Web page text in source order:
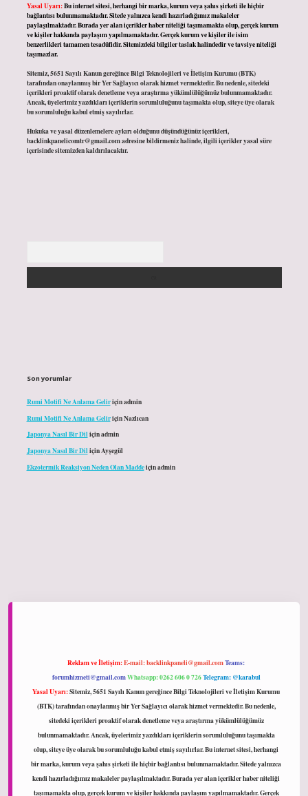
Yasal Uyarı:Bu internet sitesi, herhangi bir marka, kurum veya şahıs şirketi ile hiçbir
bağlantısı bulunmamaktadır. Sitede yalnızca kendi hazırladığımız makaleler
paylaşılmaktadır. Burada yer alan içerikler haber niteliği taşımamakta olup, gerçek kurum
ve kişiler hakkında paylaşım yapılmamaktadır. Gerçek kurum ve kişiler ile isim
benzerlikleri tamamen tesadüfidir. Sitemizdeki bilgiler taslak halindedir ve tavsiye niteliği
taşımazlar.
Sitemiz, 5651 Sayılı Kanun gereğince Bilgi Teknolojileri ve İletişim Kurumu (BTK)
tarafından onaylanmış bir Yer Sağlayıcı olarak hizmet vermektedir. Bu nedenle, sitedeki
içerikleri proaktif olarak denetleme veya araştırma yükümlülüğümüz bulunmamaktadır.
Ancak, üyelerimiz yazdıkları içeriklerin sorumluluğunu taşımakta olup, siteye üye olarak
bu sorumluluğu kabul etmiş sayılırlar.
Hukuka ve yasal düzenlemelere aykırı olduğunu düşündüğünüz içerikleri,
backlinkpanelicomtr@gmail.comadresine bildirmeniz halinde, ilgili içerikler yasal süre
içerisinde sitemizden kaldırılacaktır.
Son yorumlar
Rumi Motifi Ne Anlama Geliriçinadmin
Rumi Motifi Ne Anlama GeliriçinNazlıcan
Japonya Nasıl Bir Diliçinadmin
Japonya Nasıl Bir DiliçinAyşegül
Ekzotermik Reaksiyon Neden Olan Maddeiçinadmin
Reklam ve İletişim:E-mail:backlinkpaneli@gmail.comTeams:
forumhizmeti@gmail.comWhatsapp: 0262 606 0 726Telegram: @karabul
Yasal Uyarı:Sitemiz, 5651 Sayılı Kanun gereğince Bilgi Teknolojileri ve İletişim Kurumu
(BTK) tarafından onaylanmış bir Yer Sağlayıcı olarak hizmet vermektedir. Bu nedenle,
sitedeki içerikleri proaktif olarak denetleme veya araştırma yükümlülüğümüz
bulunmamaktadır. Ancak, üyelerimiz yazdıkları içeriklerin sorumluluğunu taşımakta
olup, siteye üye olarak bu sorumluluğu kabul etmiş sayılırlar. Bu internet sitesi, herhangi
bir marka, kurum veya şahıs şirketi ile hiçbir bağlantısı bulunmamaktadır. Sitede yalnızca
kendi hazırladığımız makaleler paylaşılmaktadır. Burada yer alan içerikler haber niteliği
taşımamakta olup, gerçek kurum ve kişiler hakkında paylaşım yapılmamaktadır. Gerçek